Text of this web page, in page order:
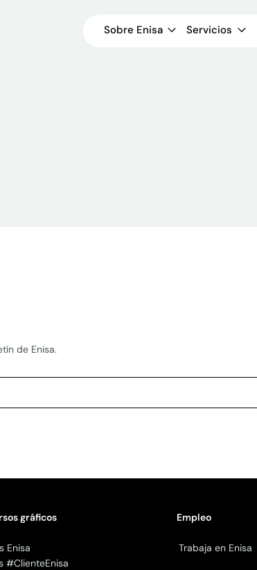
Sobre Enisa Servicios
de Enisa.
gráficos
Enisa
#ClienteEnisa
Empleo
Trabaja en Enisa